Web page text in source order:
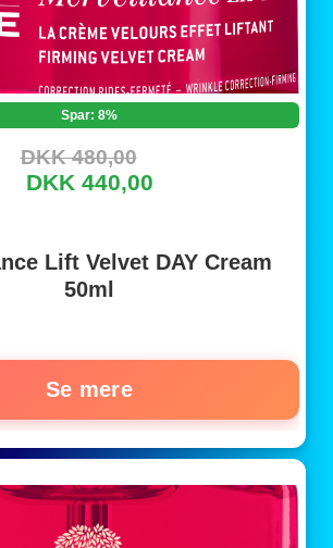
Spar: 8%
DKK 480,00
DKK 440,00
Lift Velvet DAY Cream
50ml
Se mere